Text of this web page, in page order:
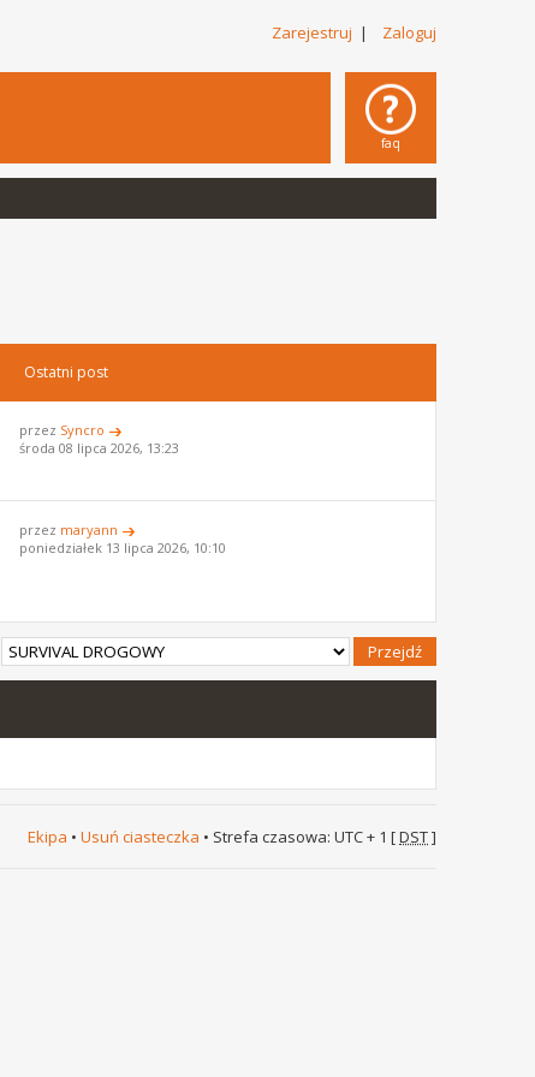
Zarejestruj | Zaloguj
faq
Ostatni post
przez Syncro
środa 08 lipca 2026, 13:23
przez maryann
poniedziałek 13 lipca 2026, 10:10
Ekipa • Usuń ciasteczka • Strefa czasowa: UTC + 1 [DST]